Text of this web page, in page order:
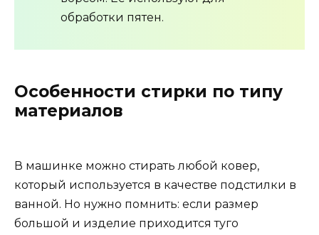
обработки пятен.
Особенности стирки по типу
материалов
В машинке можно стирать любой ковер,
который используется в качестве подстилки в
ванной. Но нужно помнить: если размер
большой и изделие приходится туго